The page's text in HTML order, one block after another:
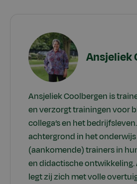
Ansjeliek
Ansjeliek Coolbergen is
en verzorgt trainingen voor
collega’s en het
achtergrond in het
(aankomende) trainers in
en didactische ontwikkeling.
legt zij zich met volle